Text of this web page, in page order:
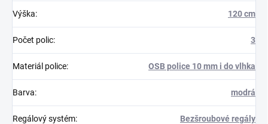
Výška: 120 cm
Počet polic: 3
Materiál police: OSB police 10 mm i do vlhka
Barva: modrá
Regálový systém: Bezšroubové regály